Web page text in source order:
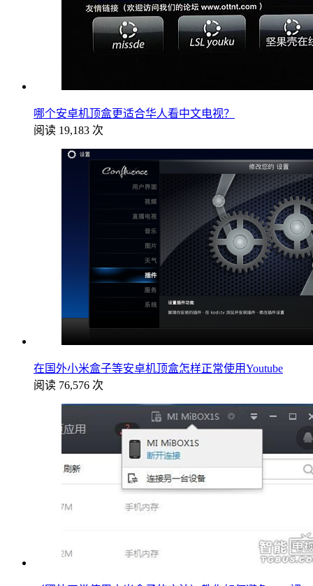
哪个安卓机顶盒更适合华人看中文电视？
阅读 19,183 次
在国外小米盒子等安卓机顶盒怎样正常使用Youtube
阅读 76,576 次